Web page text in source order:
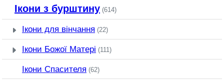
Ікони з бурштину (614)
Ікони для вінчання (22)
Ікони Божої Матері (111)
Ікони Спасителя (62)